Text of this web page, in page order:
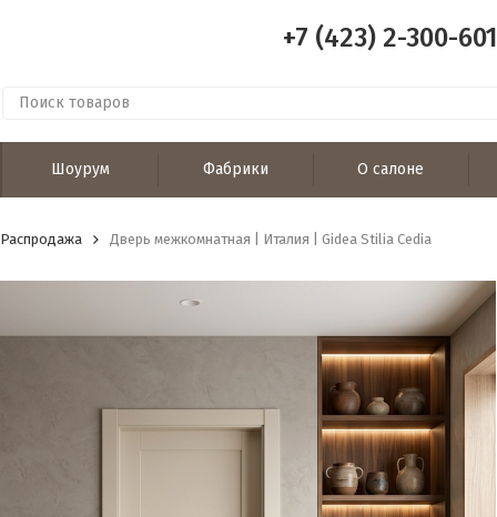
+7 (423) 2-300-601
Шоурум Фабрики О салоне
Распродажа Дверь межкомнатная | Италия | Gidea Stilia Cedia